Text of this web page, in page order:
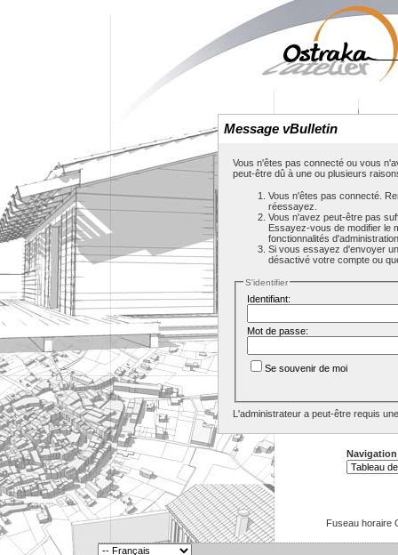
Message vBulletin
Vous n'êtes pas connecté ou vous
peut-être dû à une ou plusieurs
Vous n'êtes pas connecté.
réessayez.
Vous n'avez peut-être pas
Essayez-vous de modifier le
fonctionnalités
Si vous essayez d'envoyer
désactivé votre compte ou
S'identifier
Identifiant:
Mot de passe:
Se souvenir de moi
L'administrateur a peut-être requis
Fuseau horaire